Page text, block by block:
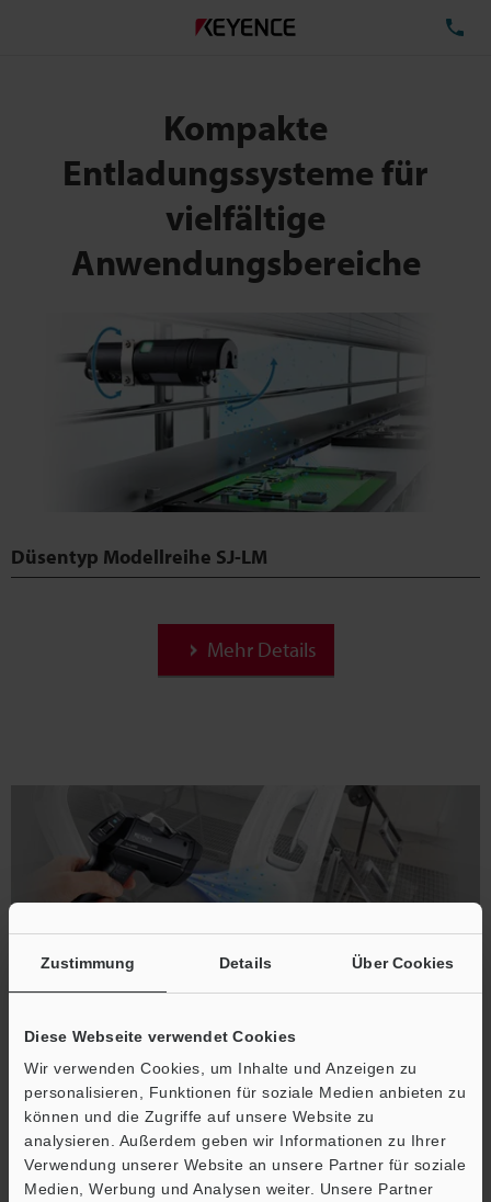
Zustimmung Details Über Cookies
Diese Webseite verwendet Cookies
Wir verwenden Cookies, um Inhalte und Anzeigen zu
personalisieren, Funktionen für soziale Medien anbieten zu
können und die Zugriffe auf unsere Website zu
analysieren. Außerdem geben wir Informationen zu Ihrer
Verwendung unserer Website an unsere Partner für soziale
Medien, Werbung und Analysen weiter. Unsere Partner
Kompakte
Entladungssysteme für
vielfältige
Anwendungsbereiche
Düsentyp Modellreihe SJ-LM
Mehr Details
Pistolentyp Modellreihe SJ-LG
Mehr Details